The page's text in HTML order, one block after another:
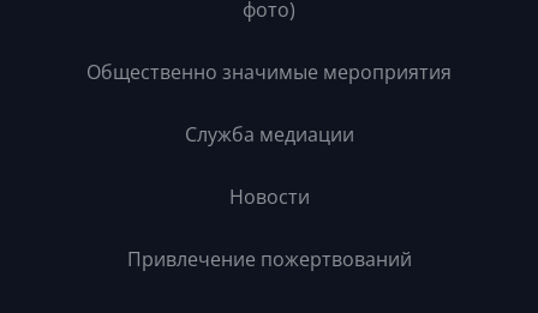
фото)
Общественно значимые мероприятия
Служба медиации
Новости
Привлечение пожертвований